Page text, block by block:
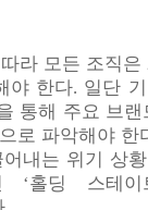
라 모든 조직은
야 한다. 일단
통해 주요 브
로 파악해야 한
내는 위기 상
홀딩 스테이